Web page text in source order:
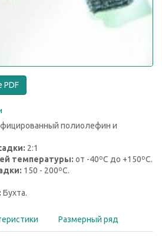
PDF
полиолефин и
2:1
температуры: от -40ºС до +150ºС.
150 - 200ºС.
Бухта.
Размерный ряд